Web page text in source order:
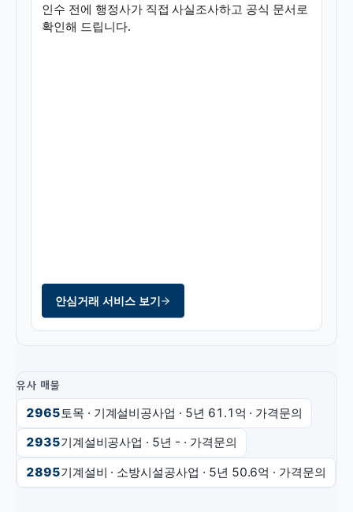
인수 전에 행정사가 직접 사실조사하고 공식 문서로
확인해 드립니다.
안심거래 서비스 보기
유사 매물
2965토목 · 기계설비공사업 · 5년 61.1억 · 가격문의
2935기계설비공사업 · 5년 - · 가격문의
2895기계설비 · 소방시설공사업 · 5년 50.6억 · 가격문의